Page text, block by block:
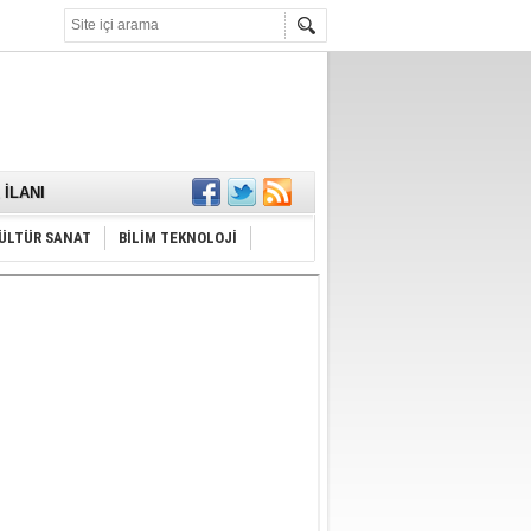
SANAT BİLİM TEKNOLOJİ